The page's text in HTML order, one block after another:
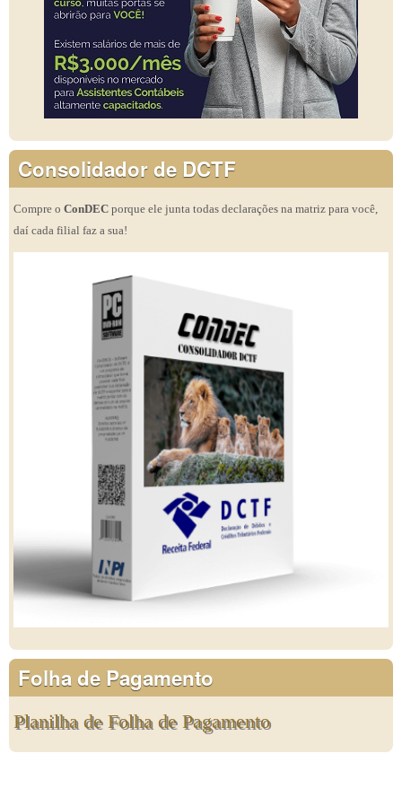
Consolidador de DCTF
Compre o ConDEC porque ele junta todas declarações na matriz para você,
daí cada filial faz a sua!
Folha de Pagamento
Planilha de Folha de Pagamento